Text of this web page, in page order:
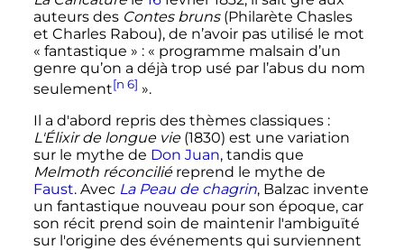
auteurs des Contes bruns(Philarète Chasles
et Charles Rabou), de n’avoir pas utilisé le mot
« fantastique » : « programme malsain d’un
genre qu’on a déjà trop usé par l’abus du nom
seulement[n 6] ».
Il a d'abord repris des thèmes classiques :
L'Élixir de longue vie(1830) est une variation
sur le mythe de Don Juan, tandis que
Melmoth réconciliéreprend le mythe de
Faust. Avec La Peau de chagrin, Balzac invente
un fantastique nouveau pour son époque, car
son récit prend soin de maintenir l'ambiguïté
sur l'origine des événements qui surviennent